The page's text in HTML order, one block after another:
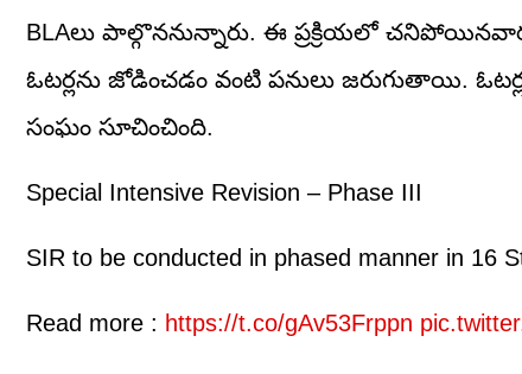
BLAలు పాల్గొననున్నారు. ఈ ప్రక్రియలో
ఓటర్లను జోడించడం వంటి పనులు జరుగుతాయి.
సంఘం సూచించింది.
Special Intensive Revision – Phase III
SIR to be conducted in phased manner in 16
Read more : https://t.co/gAv53Frppn